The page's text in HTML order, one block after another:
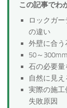
この記事でわ
ロックガ
の違い
外壁に合
50～
石の必要量
自然に見
実際の施
失敗原因